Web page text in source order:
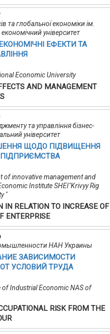
та глобальної економіки ім.
університет
ЕФЕКТИ ТА
Economic University
AND MANAGEMENT
та управління бізнес-
університет
ЩОДО ПІДВИЩЕННЯ
ПІДПРИЄМСТВА
of innovative management and
Institute SHEI"Krivyy Rig
"
IN RELATION TO INCREASE OF
ENTERPRISE
НАН Украины
ЗАВИСИМОСТИ
УСЛОВИЙ ТРУДА
of Industrial Economic NAS of
RISK FROM THE